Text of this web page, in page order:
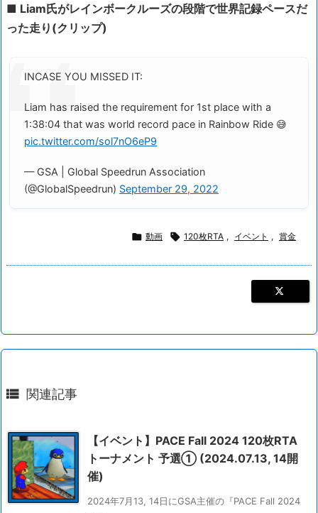
■ Liam氏がレインボークルーズの段階で世界記録ペースだ
った走り(クリップ)
INCASE YOU MISSED IT:
Liam has raised the requirement for 1st place with a
1:38:04 that was world record pace in Rainbow Ride 😅
pic.twitter.com/sol7nO6eP9
— GSA | Global Speedrun Association
(@GlobalSpeedrun) September 29, 2022
 動画  120枚RTA , イベント , 賞金
 関連記事
【イベント】PACE Fall 2024 120枚RTA
トーナメント 予選① (2024.07.13, 14開
催)
2024年7月13, 14日にGSA主催の『PACE Fall 2024